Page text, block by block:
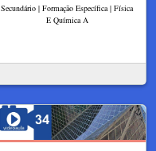
Secundário | Formação Específica | Física
E Química A